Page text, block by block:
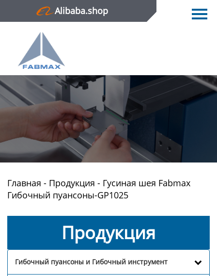
Alibaba.shop
Главная
Продукция
Новости
О нас
Контактная информация
Главная - Продукция - Гусиная шея Fabmax
Гибочный пуансоны-GP1025
Продукция
Гибочный пуансоны и Гибочный инструмент